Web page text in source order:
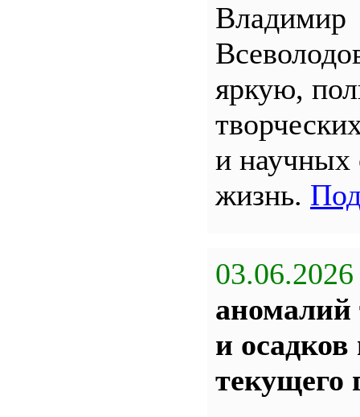
Владимир
яркую,
и научных
жизнь.
03.06.2026
аномалий
и
текущего